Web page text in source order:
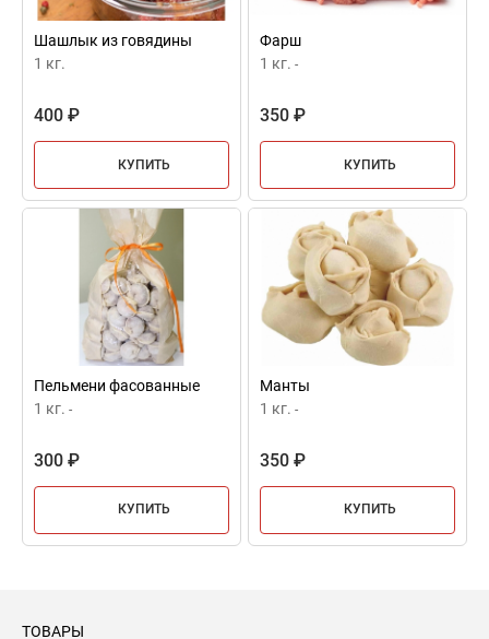
Шашлык из говядины
1 кг.
400 ₽
КУПИТЬ
Фарш
1 кг. -
350 ₽
КУПИТЬ
Пельмени фасованные
1 кг. -
300 ₽
КУПИТЬ
Манты
1 кг. -
350 ₽
КУПИТЬ
ТОВАРЫ